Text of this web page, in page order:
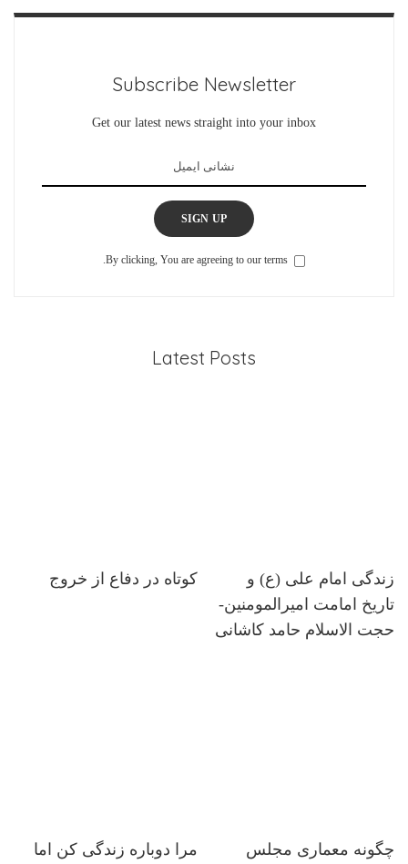
Subscribe Newsletter
Get our latest news straight into your inbox
SIGN UP
By clicking, You are agreeing to our terms.
Latest Posts
زندگی امام علی (ع) و
تاریخ امامت امیرالمومنین-
حجت الاسلام حامد کاشانی
کوتاه در دفاع از خروج
چگونه معماری مجلس
مرا دوباره زندگی کن اما